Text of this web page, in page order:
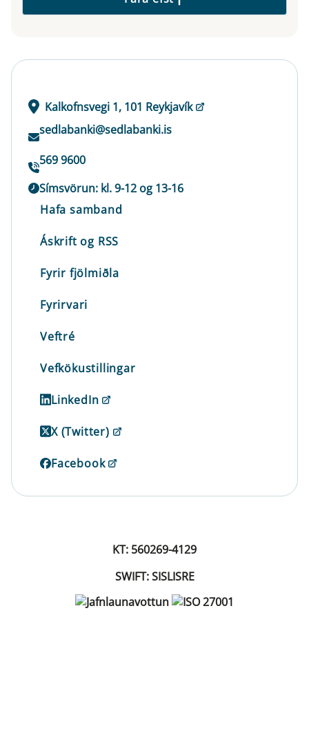
Kalkofnsvegi 1, 101 Reykjavík
sedlabanki@sedlabanki.is
569 9600
Símsvörun: kl. 9-12 og 13-16
Hafa samband
Áskrift og RSS
Fyrir fjölmiðla
Fyrirvari
Veftré
Vefkökustillingar
LinkedIn
X (Twitter)
Facebook
KT: 560269-4129
SWIFT: SISLISRE